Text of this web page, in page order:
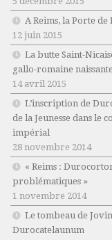
A Reims, la Porte de
12 juin 2015
La butte Saint-
gallo-romaine
14 avril 2015
L’inscription de
de la Jeunesse dans le
impérial
28 novembre 2014
« Reims :
problématiques »
1 novembre 2014
Le tombeau de
Durocatelaunum